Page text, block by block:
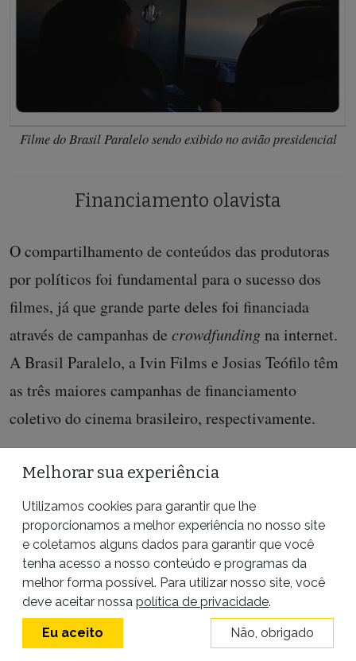
Filme do Brasil Paralelo sendo exibido no avião presidencial
Financiamento olavista
O compartilhamento de conteúdos das produtoras
por políticos foi fundamental para o sucesso dos
filmes, já que grande parte deles foi financiada
através de campanhas de crowdfundingna internet.
A Brasil Paralelo, a Ivin Films e Josias Teófilo têm
as três maiores campanhas de financiamento
coletivo do cinema brasileiro, respectivamente.
suas campanhas de financiamento, inclusive
publicando anúncios patrocinados em página do
Facebook.
Melhorar sua experiência
Utilizamos cookies para garantir que lhe
proporcionamos a melhor experiência no nosso site
e coletamos alguns dados para garantir que você
tenha acesso a nosso conteúdo e programas da
melhor forma possível. Para utilizar nosso site, você
deve aceitar nossa política de privacidade.
Eu aceito Não, obrigado